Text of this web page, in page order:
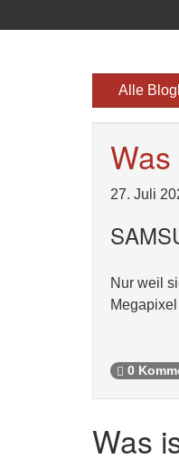
Alle
27. Juli
Nur weil
0
Was